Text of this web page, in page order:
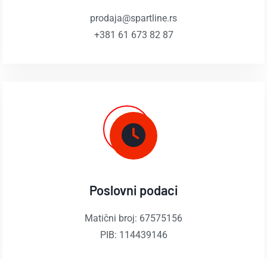
prodaja@spartline.rs
+381 61 673 82 87
Poslovni podaci
Matični broj: 67575156
PIB: 114439146